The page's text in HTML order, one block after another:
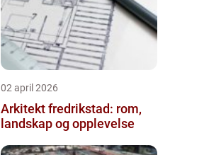
02 april 2026
Arkitekt fredrikstad: rom,
landskap og opplevelse